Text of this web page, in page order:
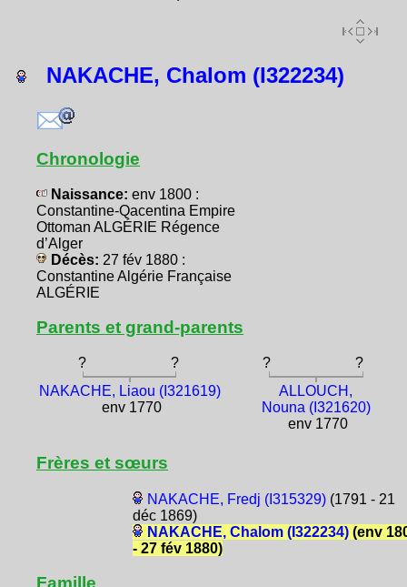
NAKACHE, Chalom (I322234)
Chronologie
Naissance: env 1800 :
Constantine-Qacentina Empire
Ottoman ALGÉRIE Régence
d’Alger
Décès: 27 fév 1880 :
Constantine Algérie Française
ALGÉRIE
Parents et grand-parents
? ? ?
?
NAKACHE, Liaou (I321619)
env 1770
ALLOUCH,
Nouna (I321620)
env 1770
Frères et sœurs
NAKACHE, Fredj (I315329)(1791 - 21
déc 1869)
NAKACHE, Chalom (I322234)(env
- 27 fév 1880)
Famille